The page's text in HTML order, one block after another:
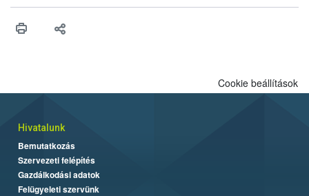
higiéniai szabályok betartása, a megfelelő hőkezelés, valamint a
biztonsági Hivatal (Nébih) Oktatási Programja összegyűjtötte a
Cookie beállítások
Hivatalunk
Bemutatkozás
Szervezeti felépítés
Gazdálkodási adatok
Felügyeleti szervünk